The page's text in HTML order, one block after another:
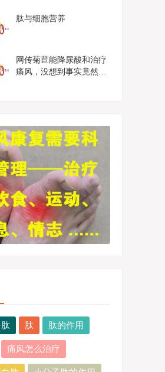
肽与细胞营养
网传菊苣能降尿酸和治疗
痛风，没想到事实竟然是
肽 肽的作用
痛风怎么治疗